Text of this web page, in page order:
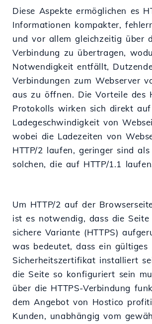
Diese Aspekte ermöglichen es
Informationen kompakter,
und vor allem gleichzeitig über
Verbindung zu übertragen,
Notwendigkeit entfällt,
Verbindungen zum Webserver
aus zu öffnen. Die Vorteile des
Protokolls wirken sich direkt
Ladegeschwindigkeit von
wobei die Ladezeiten von
HTTP/2 laufen, geringer sind
solchen, die auf HTTP/1.1
Um HTTP/2 auf der
ist es notwendig, dass die Seite
sichere Variante (HTTPS)
was bedeutet, dass ein gültiges
Sicherheitszertifikat installiert
die Seite so konfiguriert sein
über die HTTPS-Verbindung
dem Angebot von Hostico
Kunden, unabhängig vom